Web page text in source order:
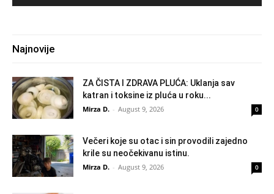
Najnovije
ZA ČISTA I ZDRAVA PLUĆA: Uklanja sav
katran i toksine iz pluća u roku...
Mirza D. - August 9, 2026 0
Večeri koje su otac i sin provodili zajedno
krile su neočekivanu istinu.
Mirza D. - August 9, 2026 0